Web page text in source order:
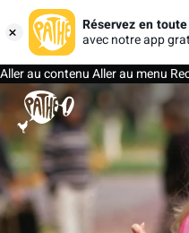
Réservez en
avec notre app
Aller au contenuAller au menu